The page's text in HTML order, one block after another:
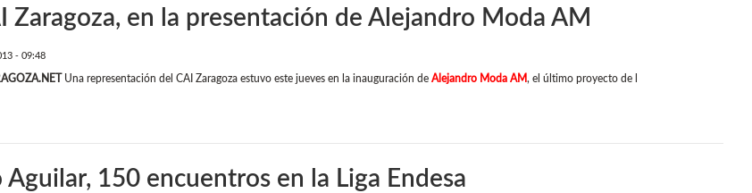
Zaragoza, en la presentación de Alejandro Moda AM
- 09:48
Una representación del CAI Zaragoza estuvo este jueves en la inauguración de Alejandro Moda AM, el último proyecto de l
Aguilar, 150 encuentros en la Liga Endesa